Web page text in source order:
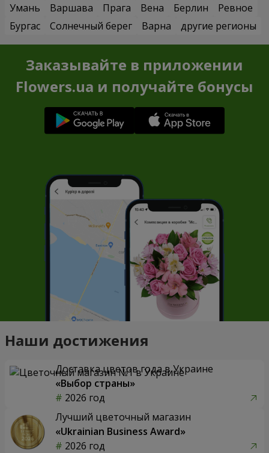
Умань
Варшава Прага Вена Берлин
Ревное
Бургас
Солнечный берег Варна другие регионы
Заказывайте в приложении
Flowers.ua и получайте бонусы
Наши достижения
Доставка цветов года в Украине
«Выбор страны»
2026 год
Лучший цветочный магазин
«Ukrainian Business Award»
2026 год